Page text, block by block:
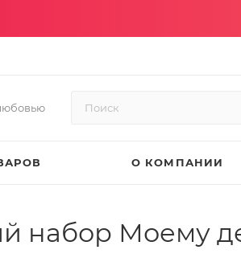
О КОМПАНИИ
набор Моему